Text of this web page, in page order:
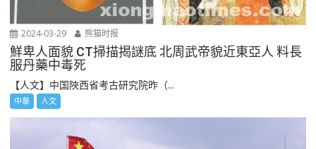
2024-03-29 熊猫时报
鮮卑人面貌 CT掃描揭謎底 北周武帝貌近東亞人 料長
服丹藥中毒死
【人文】中国陜西省考古研究院昨（...
中華 人文